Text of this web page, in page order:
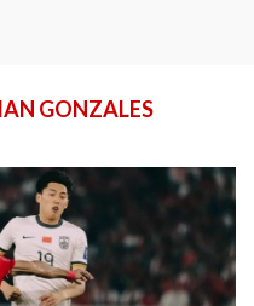
GONZALES